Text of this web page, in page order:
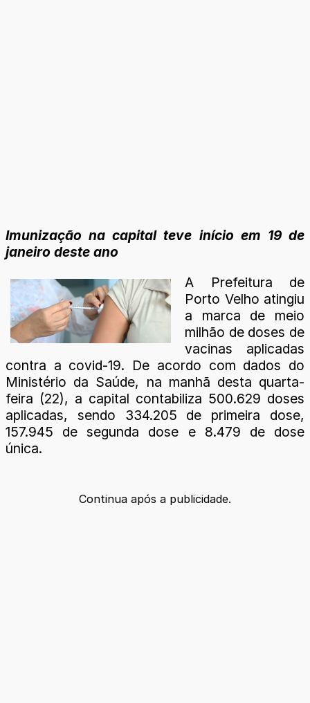
Imunização na capital teve início em 19 de
janeiro deste ano
A Prefeitura de
Porto Velho atingiu
a marca de meio
milhão de doses de
vacinas aplicadas
contra a covid-19. De acordo com dados do
Ministério da Saúde, na manhã desta quarta-
feira (22), a capital contabiliza 500.629 doses
aplicadas, sendo 334.205 de primeira dose,
157.945 de segunda dose e 8.479 de dose
única.
Continua após a publicidade.